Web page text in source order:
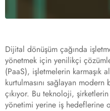
Dijital dönüşüm çağında
yönetmek için yenilikçi
(PaaS), işletmelerin karmaşık
kurtulmasını sağlayan
çıkıyor. Bu teknoloji, şirketlerin
yönetimi yerine iş hedeflerine